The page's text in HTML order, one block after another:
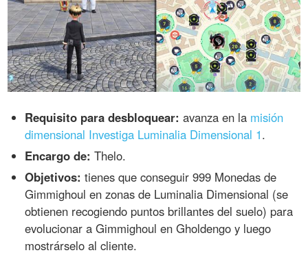
Requisito para desbloquear: avanza en la misión
dimensional Investiga Luminalia Dimensional 1.
Encargo de: Thelo.
Objetivos: tienes que conseguir 999 Monedas de
Gimmighoul en zonas de Luminalia Dimensional (se
obtienen recogiendo puntos brillantes del suelo) para
evolucionar a Gimmighoul en Gholdengo y luego
mostrárselo al cliente.